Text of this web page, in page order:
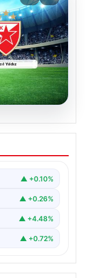
Yıldız
▲ +0.10%
▲ +0.26%
▲ +4.48%
▲ +0.72%